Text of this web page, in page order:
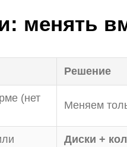
менять
Решение
(нет
Меняем
Диски +